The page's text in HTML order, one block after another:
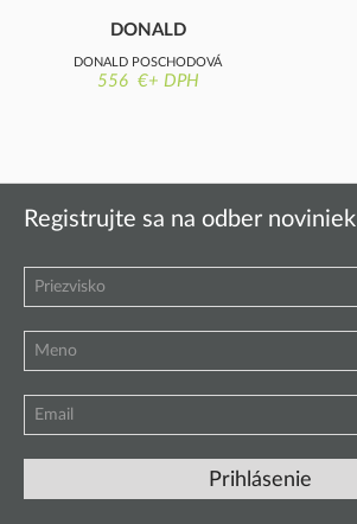
DONALD
POSCHODOVÁ
POSTEĽ
DONALD POSCHODOVÁ
POSTEĽ
556 €+ DPH
Registrujte sa na odber noviniek